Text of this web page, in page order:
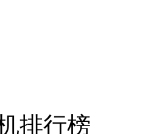
排行榜